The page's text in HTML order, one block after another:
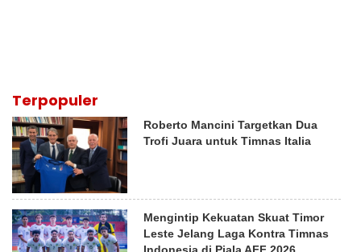
Terpopuler
Roberto Mancini Targetkan Dua
Trofi Juara untuk Timnas Italia
Mengintip Kekuatan Skuat Timor
Leste Jelang Laga Kontra Timnas